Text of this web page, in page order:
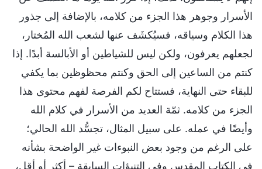
الأسرار وجوهر هذا الجزء من كلامه، بالإضافة إلى جذور
هذا الكلام وسياقه، فسيُكشَف عنها لشعب الله المُختار،
لجعلهم يعرفون، ولكن ليس للشياطين أو الأبالسة أبدًا. إذا
كنتم من الساعين إلى الحق وكنتم محظوظين بما يكفي
للبقاء حتى النهاية، فستتاح لكم الفرصة لفهم محتوى هذا
الجزء من كلامه. ثمّة العديد من الأسرار في كلام الله
وأيضًا في عمله. على سبيل المثال، تجسُّد الله الحالي؛
على الرغم من وجود بعض النبوءات غير الواضحة بشأنه
في الكتاب المقدس وفي التنبؤات السابقة – أكثر أو أقل،